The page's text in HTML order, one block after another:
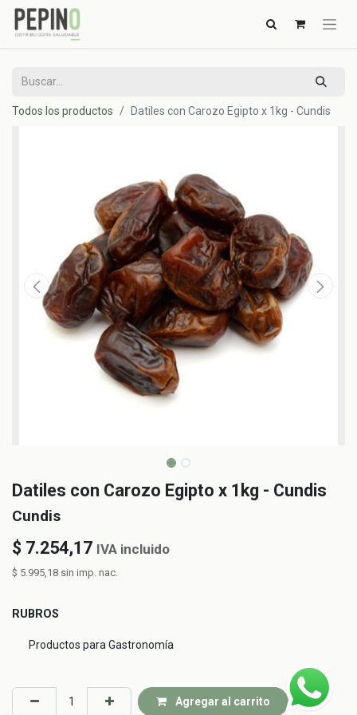
Todos los productos Datiles con Carozo Egipto x 1kg - Cundis
Datiles con Carozo Egipto x 1kg - Cundis
Cundis
$ 7.254,17 IVA incluido
$ 5.995,18 sin imp. nac.
RUBROS
Productos para Gastronomía
Agregar al carrito